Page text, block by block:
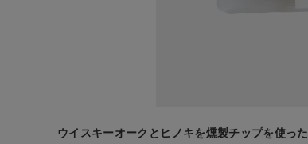
ウイスキーオークとヒノキを燻製チップを使った